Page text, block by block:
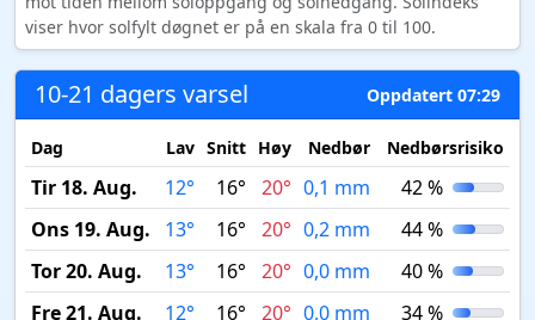
viser hvor solfylt døgnet er på en skala fra 0 til 100.
10-21 dagers varsel Oppdatert 07:29
Dag Lav Snitt Høy Nedbør Nedbørsrisiko
Tir 18. Aug. 12° 16° 20° 0,1 mm
42 %
Ons 19. Aug.
13° 16° 20° 0,2 mm
44 %
Tor 20. Aug.
13° 16° 20° 0,0 mm
40 %
Fre 21. Aug.
12° 16° 20° 0,0 mm 34 %